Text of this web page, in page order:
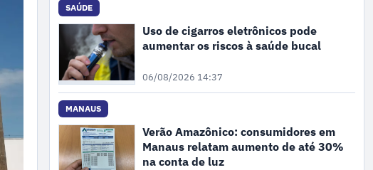
SAÚDE
Uso de cigarros eletrônicos pode
aumentar os riscos à saúde bucal
06/08/2026 14:37
MANAUS
Verão Amazônico: consumidores em
Manaus relatam aumento de até 30%
na conta de luz